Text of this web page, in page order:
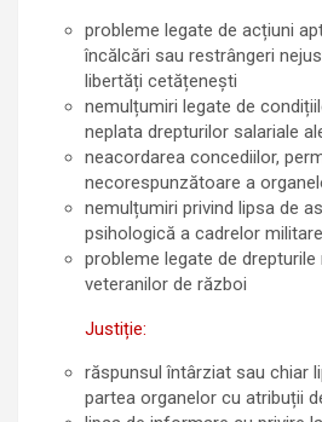
probleme legate de acțiuni
încălcări sau restrângeri
libertăți cetățenești
nemulțumiri legate de
neplata drepturilor salariale
neacordarea concediilor,
necorespunzătoare a
nemulțumiri privind lipsa de
psihologică a cadrelor militare
probleme legate de
veteranilor de război
Justiție:
răspunsul întârziat sau chiar
partea organelor cu atribuții